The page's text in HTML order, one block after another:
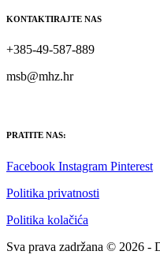
KONTAKTIRAJTE NAS
+385-49-587-889
msb@mhz.hr
PRATITE NAS:
Facebook Instagram Pinterest
Politika privatnosti
Politika kolačića
Sva prava zadržana © 2026 -